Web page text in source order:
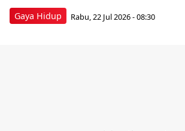
Gaya Hidup Rabu, 22 Jul 2026 - 08:30